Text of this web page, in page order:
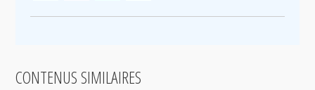
CONTENUS SIMILAIRES